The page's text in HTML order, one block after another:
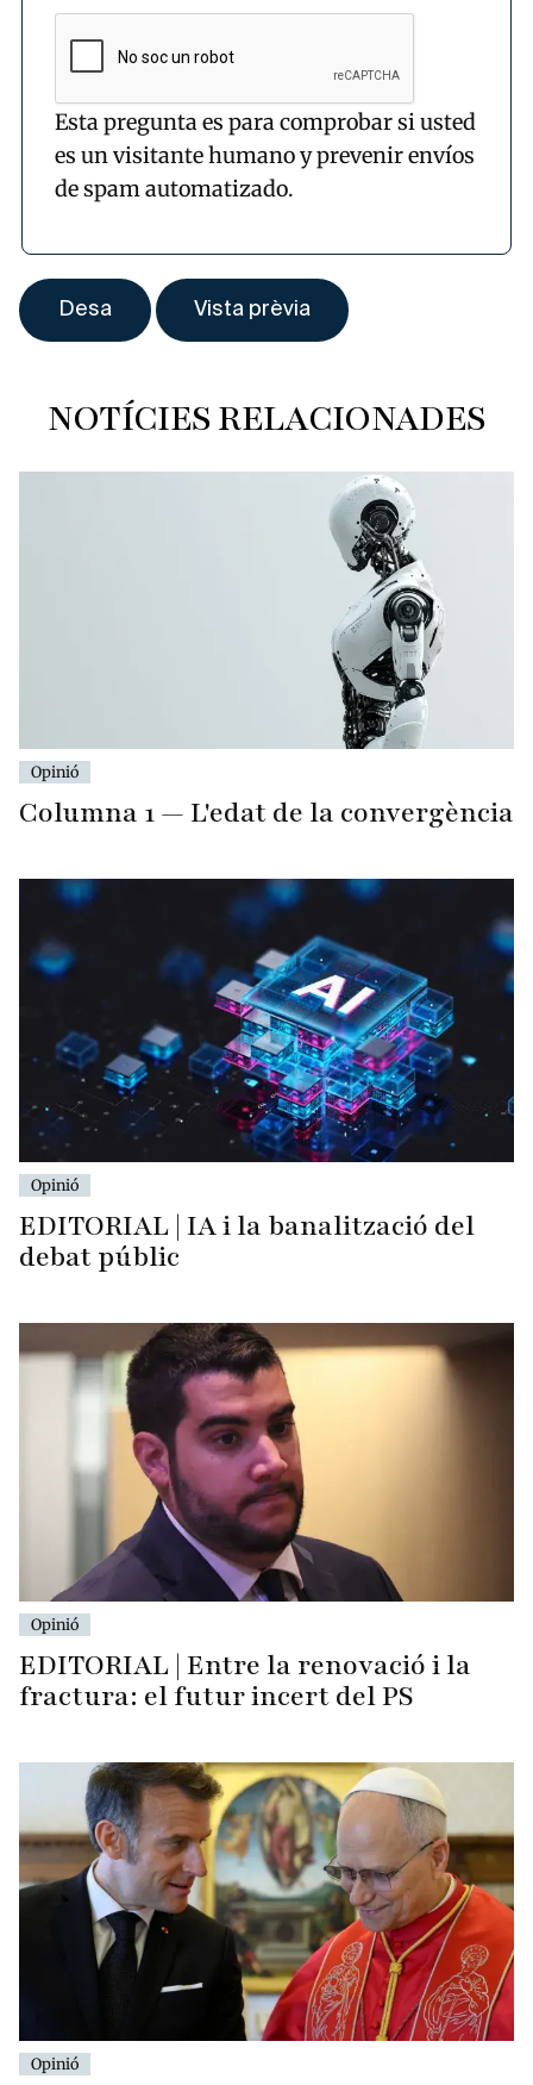
Esta pregunta es para comprobar si usted
es un visitante humano y prevenir envíos
de spam automatizado.
NOTÍCIES RELACIONADES
Opinió
Columna 1 — L'edat de la convergència
Opinió
EDITORIAL | IA i la banalització del
debat públic
Opinió
EDITORIAL | Entre la renovació i la
fractura: el futur incert del PS
Opinió